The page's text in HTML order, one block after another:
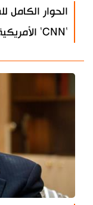
الحوار الكامل
'CNN' الأمريكية